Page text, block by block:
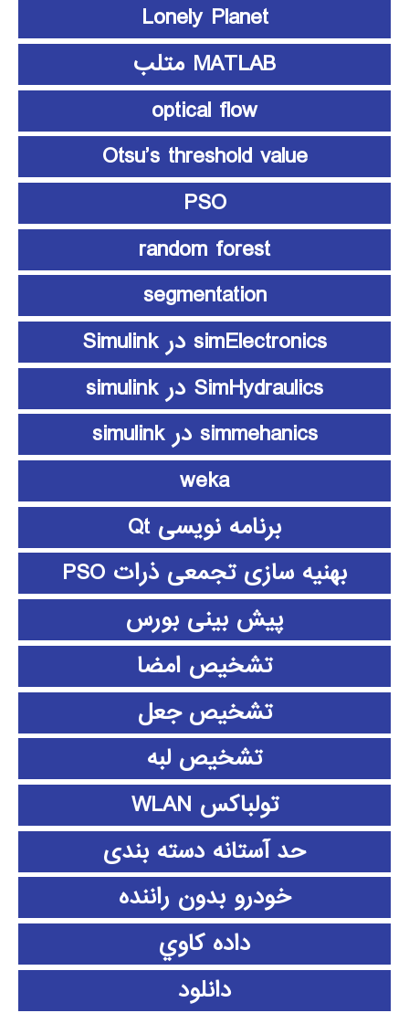
Lonely Planet
MATLAB متلب
optical flow
Otsu’s threshold value
PSO
random forest
segmentation
simElectronics در Simulink
SimHydraulics در simulink
simmehanics در simulink
weka
برنامه نویسی Qt
بهنیه سازی تجمعی ذرات PSO
پیش بینی بورس
تشخیص امضا
تشخیص جعل
تشخیص لبه
تولباکس WLAN
حد آستانه دسته بندی
خودرو بدون راننده
داده كاوي
دانلود